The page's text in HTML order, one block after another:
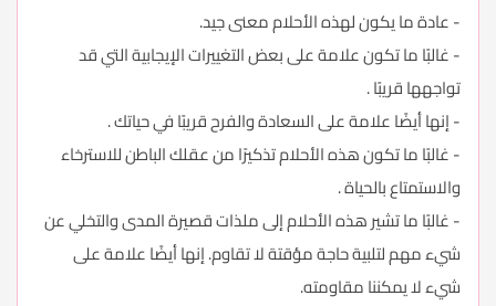
- عادة ما يكون لهذه الأحلام معنى جيد.
- غالبًا ما تكون علامة على بعض التغييرات الإيجابية التي قد
تواجهها قريبًا .
- إنها أيضًا علامة على السعادة والفرح قريبًا في حياتك .
- غالبًا ما تكون هذه الأحلام تذكيرًا من عقلك الباطن للاسترخاء
والاستمتاع بالحياة .
- غالبًا ما تشير هذه الأحلام إلى ملذات قصيرة المدى والتخلي عن
شيء مهم لتلبية حاجة مؤقتة لا تقاوم. إنها أيضًا علامة على
شيء لا يمكننا مقاومته.